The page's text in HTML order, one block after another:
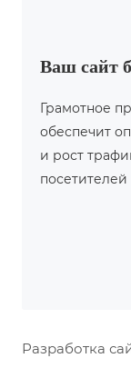
Ваш сайт
Грамотное
обеспечит
и рост
Разработка